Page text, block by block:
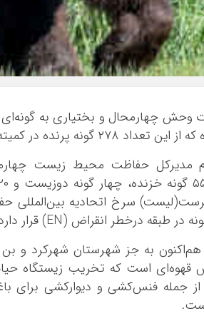
پرنده در کمیته ملی ثبت شده است.
به جز شهرستان شهرکرد و
قهوه‌ای است که تخریب زیستگاه
جمله فنس‌کشی و دیوارکشی برای